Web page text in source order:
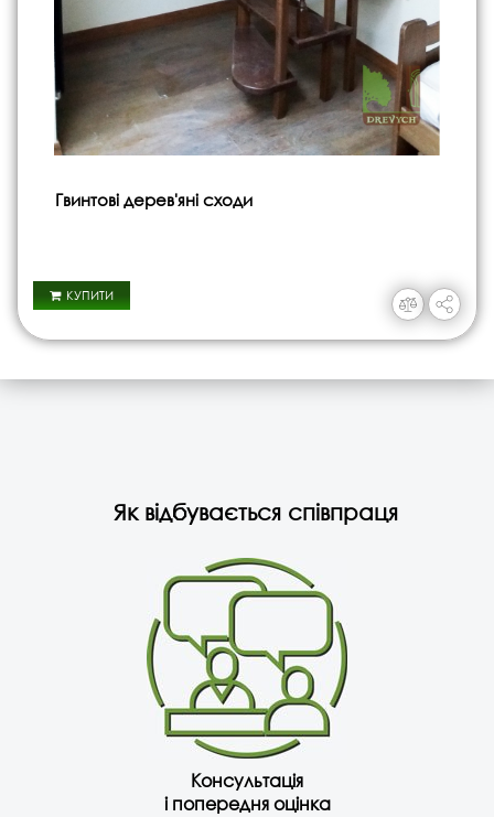
Гвинтові дерев'яні сходи
КУПИТИ
Як відбувається співпраця
Консультація
і попередня оцінка